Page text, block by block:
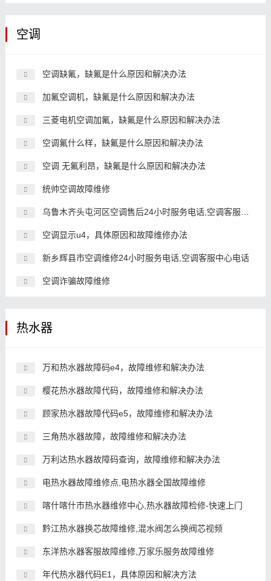
空调
空调缺氟，缺氟是什么原因和解决办法
加氟空调机，缺氟是什么原因和解决办法
三菱电机空调加氟，缺氟是什么原因和解决办法
空调氟什么样，缺氟是什么原因和解决办法
空调 无氟利昂，缺氟是什么原因和解决办法
统帅空调故障维修
乌鲁木齐头屯河区空调售后24小时服务电话,空调客服中心电话
空调显示u4，具体原因和故障维修办法
新乡辉县市空调维修24小时服务电话,空调客服中心电话
空调诈骗故障维修
热水器
万和热水器故障码e4，故障维修和解决办法
樱花热水器故障代码，故障维修和解决办法
顾家热水器故障代码e5，故障维修和解决办法
三角热水器故障，故障维修和解决办法
万利达热水器故障码查询，故障维修和解决办法
电热水器故障维修点,电热水器全国故障维修
喀什喀什市热水器维修中心,热水器故障检修-快速上门
黔江热水器换芯故障维修,混水阀怎么换阀芯视频
东洋热水器客服故障维修,万家乐服务故障维修
年代热水器代码E1，具体原因和解决方法